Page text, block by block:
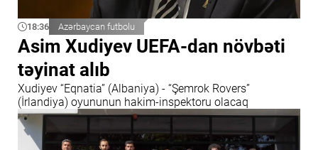
18:36 Azərbaycan futbolu
Asim Xudiyev UEFA-dan növbəti
təyinat alıb
Xudiyev “Eqnatia” (Albaniya) - “Şemrok Rovers”
(İrlandiya) oyununun hakim-inspektoru olacaq